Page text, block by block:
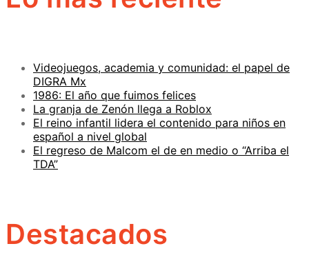
Videojuegos, academia y comunidad: el papel de
DIGRA Mx
1986: El año que fuimos felices
La granja de Zenón llega a Roblox
El reino infantil lidera el contenido para niños en
español a nivel global
El regreso de Malcom el de en medio o “Arriba el
TDA”
Destacados